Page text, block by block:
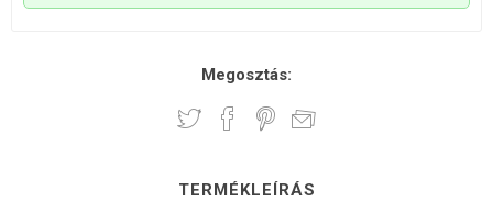
Megosztás:
TERMÉKLEÍRÁS